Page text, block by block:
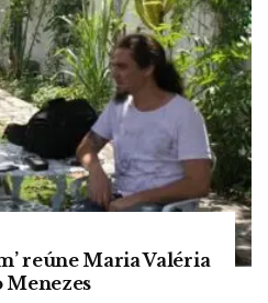
reúne Maria Valéria
Menezes